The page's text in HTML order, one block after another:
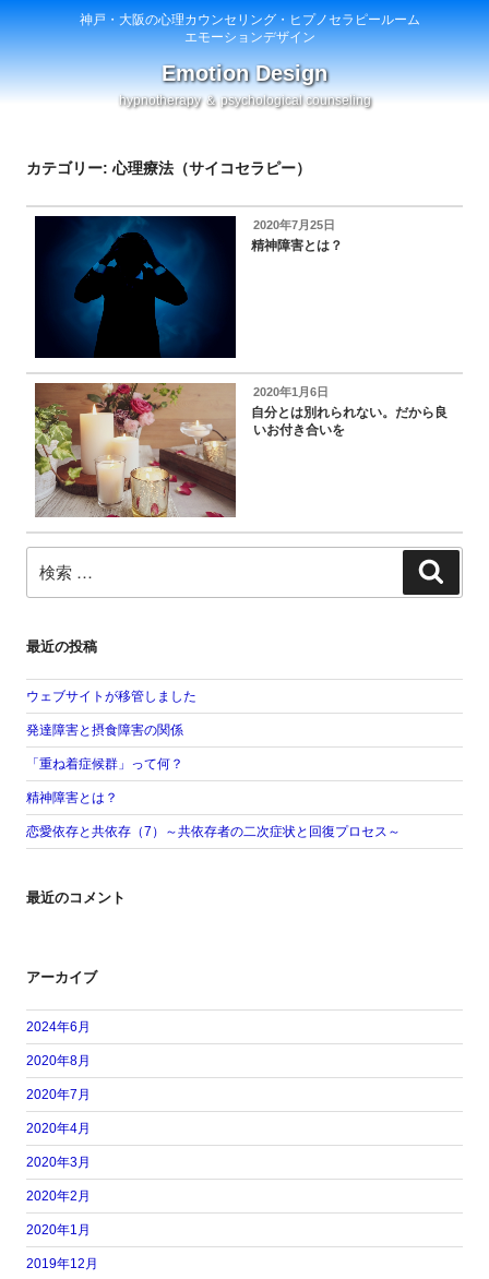
神戸・大阪の心理カウンセリング・ヒプノセラピールーム
エモーションデザイン
Emotion Design
hypnotherapy ＆ psychological counseling
カテゴリー: 心理療法（サイコセラピー）
投
稿
2020年7月25日
精神障害とは？
投
稿
日:
2020年1月6日
自分とは別れられない。だから良
いお付き合いを
索:
最近の投稿
ウェブサイトが移管しました
発達障害と摂食障害の関係
「重ね着症候群」って何？
精神障害とは？
恋愛依存と共依存（7）～共依存者の二次症状と回復プロセス～
最近のコメント
アーカイブ
2024年6月
2020年8月
2020年7月
2020年4月
2020年3月
2020年2月
2020年1月
2019年12月